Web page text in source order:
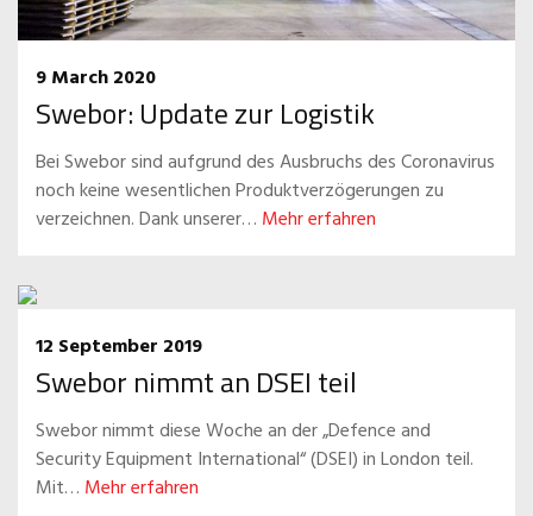
9 March 2020
Swebor: Update zur Logistik
Bei Swebor sind aufgrund des Ausbruchs des Coronavirus
noch keine wesentlichen Produktverzögerungen zu
verzeichnen. Dank unserer… Mehr erfahren
12 September 2019
Swebor nimmt an DSEI teil
Swebor nimmt diese Woche an der „Defence and
Security Equipment International“ (DSEI) in London teil.
Mit… Mehr erfahren